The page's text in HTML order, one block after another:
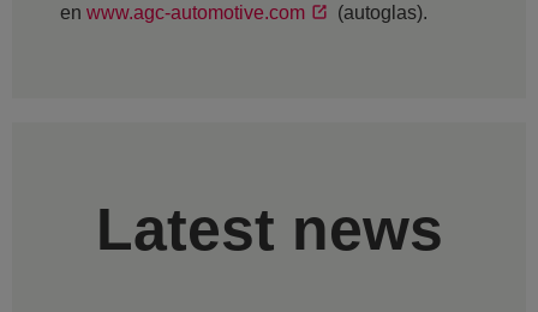
en www.agc-automotive.com (autoglas).
Latest news